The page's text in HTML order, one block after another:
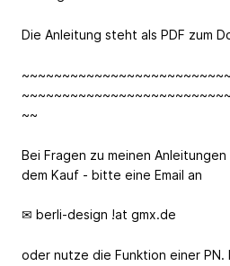
Die Anleitung steht als PDF zum
~~
Bei Fragen zu meinen
dem Kauf - bitte eine Email an
✉ berli-design !at gmx.de
oder nutze die Funktion einer PN.